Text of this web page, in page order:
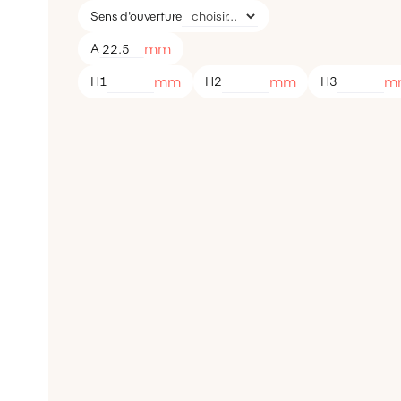
Sens d'ouverture
A mm
H1 mm H2 mm H3